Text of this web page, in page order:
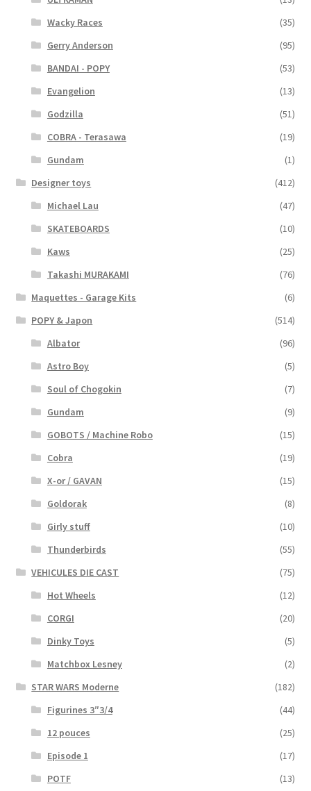
Wacky Races
(35)
Gerry Anderson
(95)
BANDAI - POPY
(53)
Evangelion
(13)
Godzilla
(51)
COBRA - Terasawa
(19)
Gundam
(1)
Designer toys
(412)
Michael Lau
(47)
SKATEBOARDS
(10)
Kaws
(25)
Takashi MURAKAMI
(76)
Maquettes - Garage Kits
(6)
POPY & Japon
(514)
Albator
(96)
Astro Boy
(5)
Soul of Chogokin
(7)
Gundam
(9)
GOBOTS / Machine Robo
(15)
Cobra
(19)
X-or / GAVAN
(15)
Goldorak
(8)
Girly stuff
(10)
Thunderbirds
(55)
VEHICULES DIE CAST
(75)
Hot Wheels
(12)
CORGI
(20)
Dinky Toys
(5)
Matchbox Lesney
(2)
STAR WARS Moderne
(182)
Figurines 3″3/4
(44)
12 pouces
(25)
Episode 1
(17)
POTF
(13)